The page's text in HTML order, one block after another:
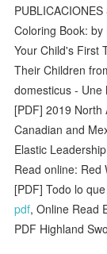
Coloring Book:
Your Child's First
Their Children
domesticus -
[PDF] 2019 North
Canadian and
Elastic
Read online: Red
[PDF] Todo lo
pdf, Online Read
PDF Highland